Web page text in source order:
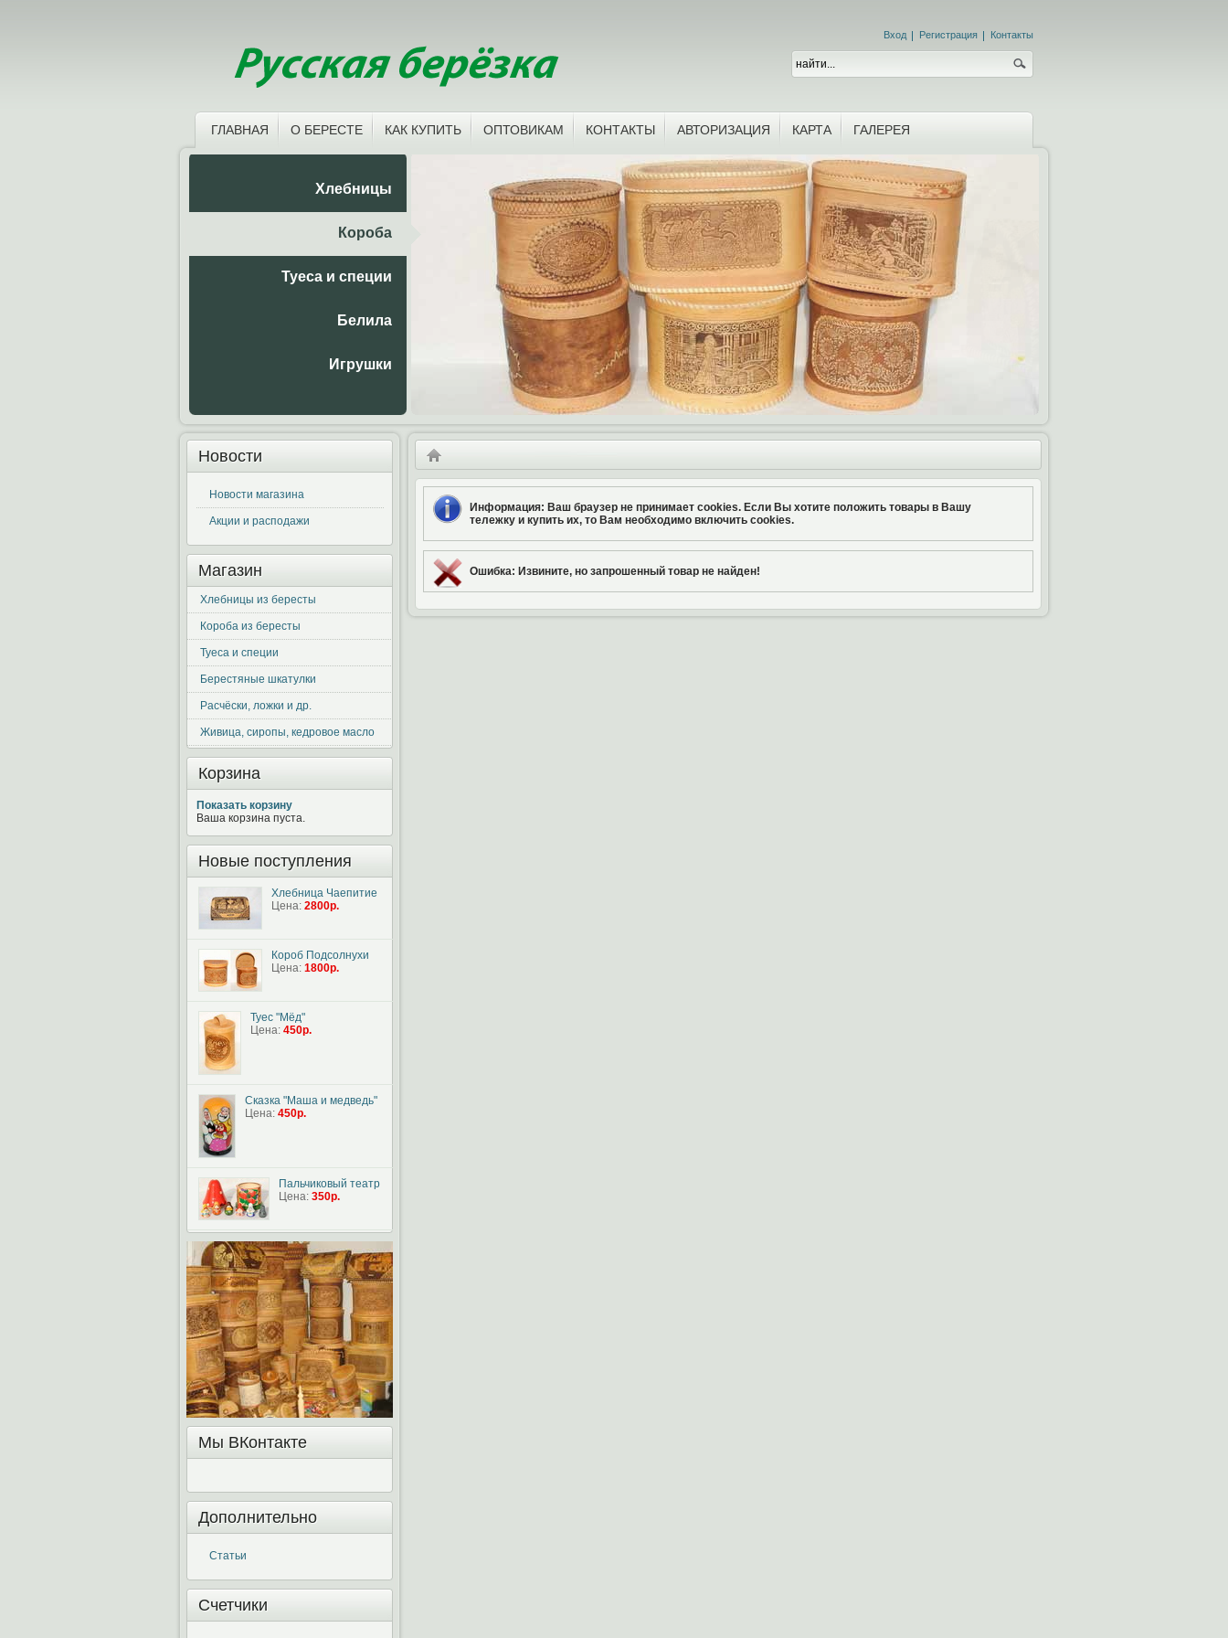
Вход Регистрация Контакты
ГЛАВНАЯ О БЕРЕСТЕ КАК КУПИТЬ ОПТОВИКАМ КОНТАКТЫ АВТОРИЗАЦИЯ КАРТА ГАЛЕРЕЯ
Хлебницы
Короба
Туеса и специи
Белила
Игрушки
Новости
Новости магазина
Акции и расподажи
Магазин
Хлебницы из бересты
Короба из бересты
Туеса и специи
Берестяные шкатулки
Расчёски, ложки и др.
Живица, сиропы, кедровое масло
Корзина
Показать корзину
Ваша корзина пуста.
Новые поступления
Хлебница Чаепитие
Цена: 2800р.
Короб Подсолнухи
Цена: 1800р.
Туес "Мёд"
Цена: 450р.
Сказка "Маша и медведь"
Цена: 450р.
Пальчиковый театр
Цена: 350р.
Мы ВКонтакте
Дополнительно
Статьи
Счетчики
Информация: Ваш браузер не принимает cookies. Если Вы хотите положить товары в Вашу
тележку и купить их, то Вам необходимо включить cookies.
Ошибка: Извините, но запрошенный товар не найден!